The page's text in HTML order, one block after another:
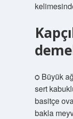
ѻ Büyük
sert
basitçe
bakla